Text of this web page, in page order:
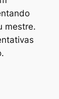
mestre.